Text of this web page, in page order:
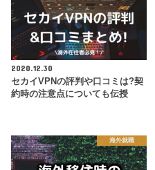
2020.12.30
セカイVPNの評判や口コミは?契
約時の注意点についても伝授
海外就職